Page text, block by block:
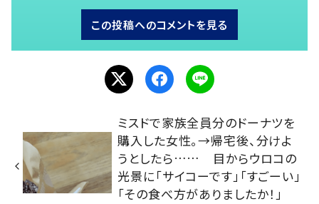
この投稿へのコメントを見る
ミスドで家族全員分のドーナツを
購入した女性。→帰宅後、分けよ
うとしたら…… 目からウロコの
光景に「サイコーです」「すごーい」
「その食べ方がありましたか！」